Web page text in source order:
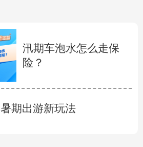
汛期车泡水怎么走保
险？
期出游新玩法